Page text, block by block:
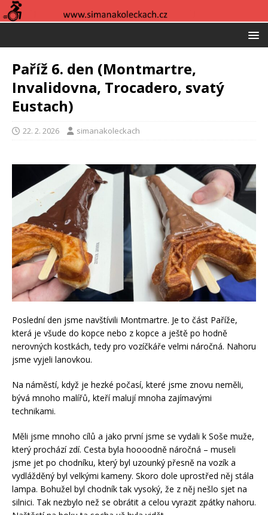
Paříž 6. den (Montmartre,
Invalidovna, Trocadero, svatý
Eustach)
22. 2. 2026 simanakoleckach
Poslední den jsme navštívili Montmartre. Je to část Paříže,
která je všude do kopce nebo z kopce a ještě po hodně
nerovných kostkách, tedy pro vozíčkáře velmi náročná. Nahoru
jsme vyjeli lanovkou.
Na náměstí, když je hezké počasí, které jsme znovu neměli,
bývá mnoho malířů, kteří malují mnoha zajímavými
technikami.
Měli jsme mnoho cílů a jako první jsme se vydali k Soše muže,
který prochází zdí. Cesta byla hoooodně náročná – museli
jsme jet po chodníku, který byl uzounký přesně na vozík a
vydlážděný byl velkými kameny. Skoro dole uprostřed něj stála
lampa. Bohužel byl chodník tak vysoký, že z něj nešlo sjet na
silnici. Tak nezbylo než se obrátit a celou vyrazit zpátky nahoru.